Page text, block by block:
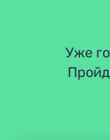
Уже